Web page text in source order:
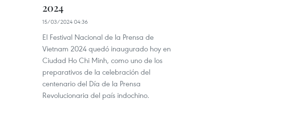
2024
15/03/2024 04:36
El Festival Nacional de la Prensa de
Vietnam 2024 quedó inaugurado hoy en
Ciudad Ho Chi Minh, como uno de los
preparativos de la celebración del
centenario del Día de la Prensa
Revolucionaria del país indochino.